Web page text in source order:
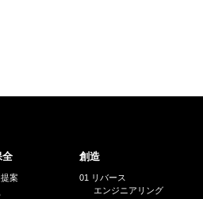
全
案
創造
01 リバース
エンジニアリング